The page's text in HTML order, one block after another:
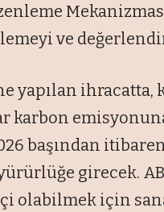
ve
yapılan ihracatta,
başından
girecek.
olabilmek için